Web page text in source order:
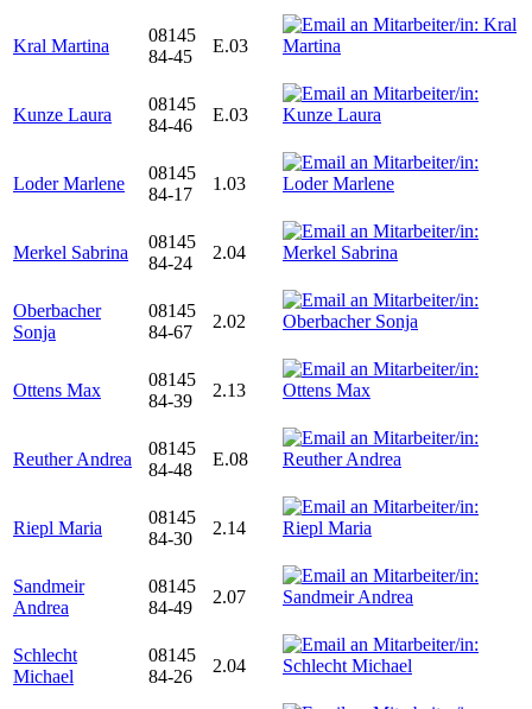
Kral Martina
08145
84-45
E.03
Kunze Laura
08145
84-46
E.03
Loder Marlene
08145
84-17
1.03
Merkel Sabrina
08145
84-24
2.04
Oberbacher
Sonja
08145
84-67
2.02
Ottens Max
08145
84-39
2.13
Reuther Andrea
08145
84-48
E.08
Riepl Maria
08145
84-30
2.14
Sandmeir
Andrea
08145
84-49
2.07
Schlecht
Michael
08145
84-26
2.04